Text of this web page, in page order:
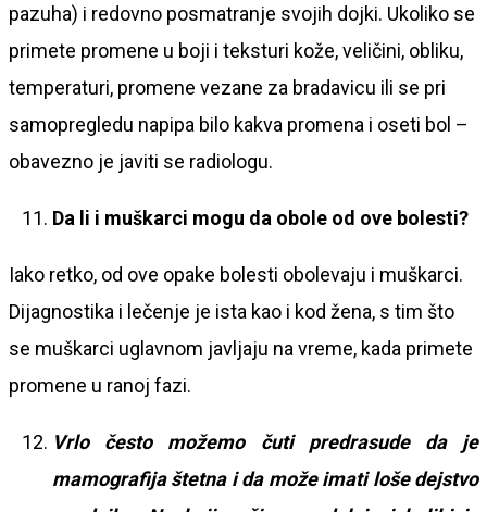
pazuha) i redovno posmatranje svojih dojki. Ukoliko se
primete promene u boji i teksturi kože, veličini, obliku,
temperaturi, promene vezane za bradavicu ili se pri
samopregledu napipa bilo kakva promena i oseti bol –
obavezno je javiti se radiologu.
Da li i muškarci mogu da obole od ove bolesti?
Iako retko, od ove opake bolesti obolevaju i muškarci.
Dijagnostika i lečenje je ista kao i kod žena, s tim što
se muškarci uglavnom javljaju na vreme, kada primete
promene u ranoj fazi.
Vrlo često možemo čuti predrasude da je
mamografija štetna i da može imati loše dejstvo